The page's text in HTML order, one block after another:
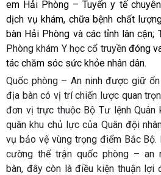
em Hải Phòng – Tuyến y tế
dịch vụ khám, chữa bệnh chất
bàn Hải Phòng và các tỉnh lân cận;
Phòng khám Y học cổ truyền đóng
tác chăm sóc sức khỏe nhân dân.
Quốc phòng – An ninh được giữ
địa bàn có vị trí chiến lược quan
đơn vị trực thuộc Bộ Tư lệnh Quân
quân khu chủ lực của Quân đội
vụ bảo vệ vùng trọng điểm Bắc
cường thế trận quốc phòng – an
bàn, đây còn là điều kiện thuận lợi